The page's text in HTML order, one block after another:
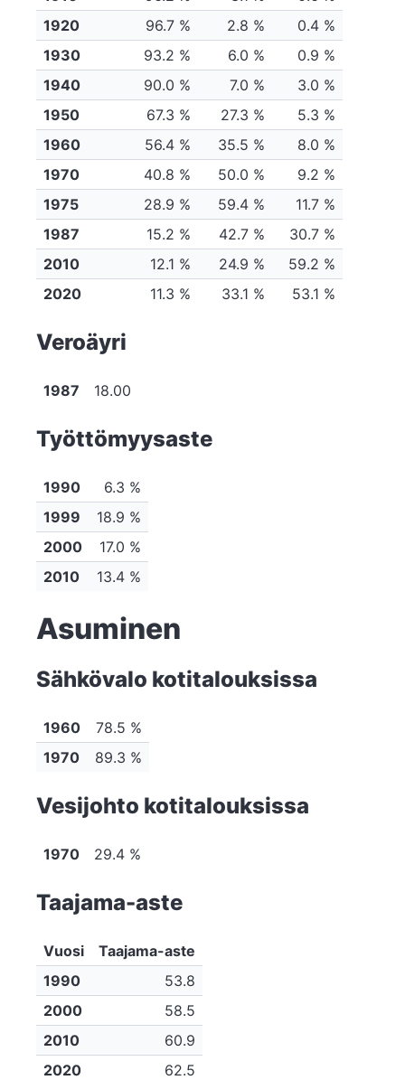
1920
96.7 % 2.8 %
0.4 %
1930
93.2 % 6.0 %
0.9 %
1940
90.0 % 7.0 %
3.0 %
1950
67.3 % 27.3 %
5.3 %
1960
56.4 % 35.5 %
8.0 %
1970
40.8 % 50.0 %
9.2 %
1975
28.9 % 59.4 %
11.7 %
1987
15.2 % 42.7 %
30.7 %
2010
12.1 % 24.9 %
59.2 %
2020
11.3 % 33.1 % 53.1 %
Veroäyri
1987 18.00
Työttömyysaste
1990
6.3 %
1999
18.9 %
2000
17.0 %
2010
13.4 %
Asuminen
Sähkövalo kotitalouksissa
1960
78.5 %
1970
89.3 %
Vesijohto kotitalouksissa
1970 29.4 %
Taajama-aste
Vuosi
Taajama-aste
1990
53.8
2000
58.5
2010
60.9
2020
62.5